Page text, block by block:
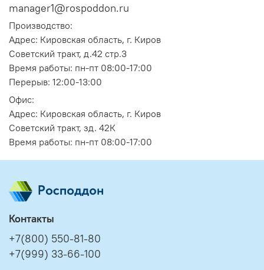
manager1@rospoddon.ru
Производство:
Адрес: Кировская область, г. Киров
Советский тракт, д.42 стр.3
Время работы: пн-пт 08:00-17:00
Перерыв: 12:00-13:00
Офис:
Адрес: Кировская область, г. Киров
Советский тракт, зд. 42К
Время работы: пн-пт 08:00-17:00
Контакты
+7(800) 550-81-80
+7(999) 33-66-100